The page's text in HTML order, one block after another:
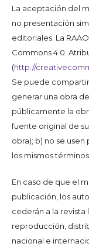
La aceptación del
no presentación
editoriales. La
Commons 4.0.
(http://
Se puede
generar una obra
públicamente la
fuente original de
obra); b) no se
los mismos
En caso de que el
publicación, los
cederán a la revista
reproducción,
nacional e